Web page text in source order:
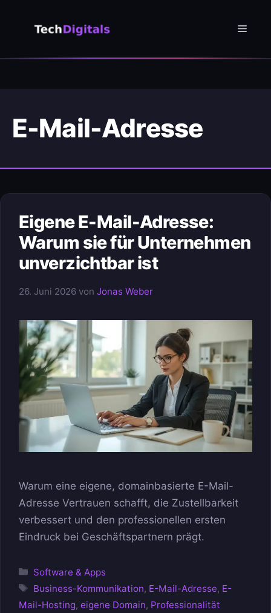
Menü
E-Mail-Adresse
Eigene E-Mail-Adresse:
Warum sie für Unternehmen
unverzichtbar ist
26. Juni 2026 von Jonas Weber
Warum eine eigene, domainbasierte E-Mail-
Adresse Vertrauen schafft, die Zustellbarkeit
verbessert und den professionellen ersten
Eindruck bei Geschäftspartnern prägt.
Kategorien
Software & Apps
Schlagwörter
Business-Kommunikation, E-Mail-Adresse, E-
Mail-Hosting, eigene Domain, Professionalität